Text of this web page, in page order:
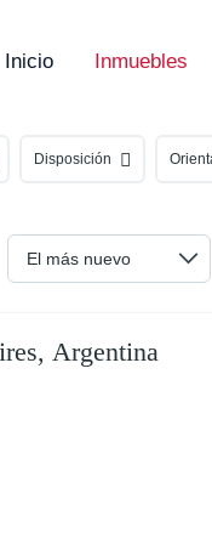
Inicio Inmuebles
Disposición
Argentina